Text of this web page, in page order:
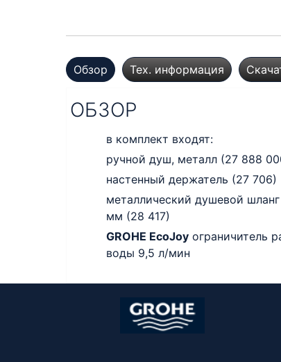
Обзор Тех. информация
ОБЗОР
в комплект входят:
ручной душ, металл (27 888
настенный держатель (27 706)
металлический душевой
мм (28 417)
GROHE EcoJoy ограничитель
воды 9,5 л/мин